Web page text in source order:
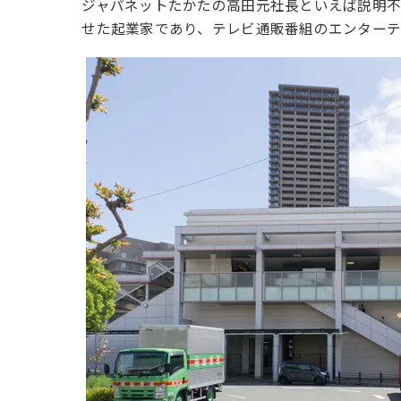
ジャパネットたかたの高田元社長といえば説明
せた起業家であり、テレビ通販番組のエンター